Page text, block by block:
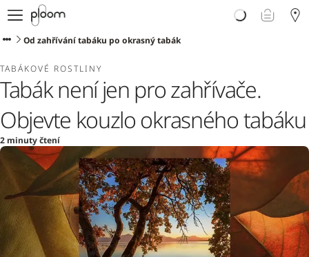
E-shop
Proč Ploom?
Blog
Podpora
Od zahřívání tabáku po okrasný tabák
TABÁKOVÉ ROSTLINY
Tabák není jen pro zahřívače.
Objevte kouzlo okrasného tabáku
2 minuty čtení